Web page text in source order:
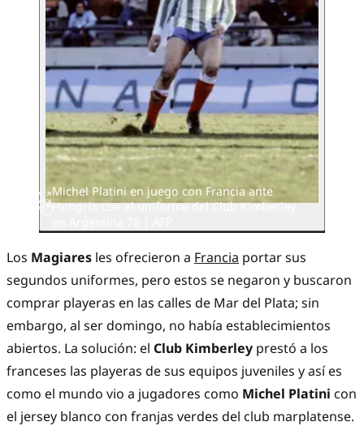
Michel Platini en juego con Francia ante
Hungría con el uniforme del Club Kimberley
Los Magiares les ofrecieron a Francia portar sus
segundos uniformes, pero estos se negaron y buscaron
comprar playeras en las calles de Mar del Plata; sin
embargo, al ser domingo, no había establecimientos
abiertos. La solución: el Club Kimberley prestó a los
franceses las playeras de sus equipos juveniles y así es
como el mundo vio a jugadores como Michel Platini con
el jersey blanco con franjas verdes del club marplatense.